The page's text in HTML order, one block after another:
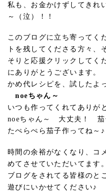
私も、お金かけずしてきれ
～（泣）！！
このブログに立ち寄ってく
トを残してくださる方々、
そりと応援クリックしてく
にありがとうございます。
かめ代レシピを、試したよ
noeちゃん～
いつも作ってくれてありが
noeちゃん～ 大丈夫！ 茄
たぺらぺら茄子作ってね～♪
時間の余裕がなくなり、コ
めてさせていただいてます。
ブログをされてる皆様のと
遊びにいかせてください♪